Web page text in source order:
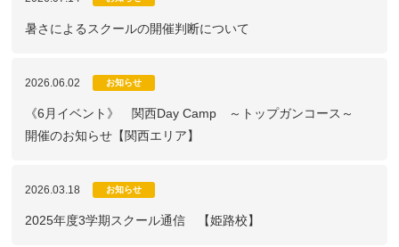
暑さによるスクールの開催判断について
2026.06.02 お知らせ
《6月イベント》 関西Day Camp ～トップガンコース～
開催のお知らせ【関西エリア】
2026.03.18 お知らせ
2025年度3学期スクール通信 【姫路校】